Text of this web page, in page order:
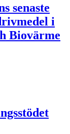
senaste
i
Biovärme